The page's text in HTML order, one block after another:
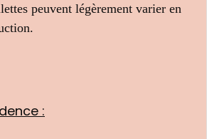
peuvent légèrement varier en
: